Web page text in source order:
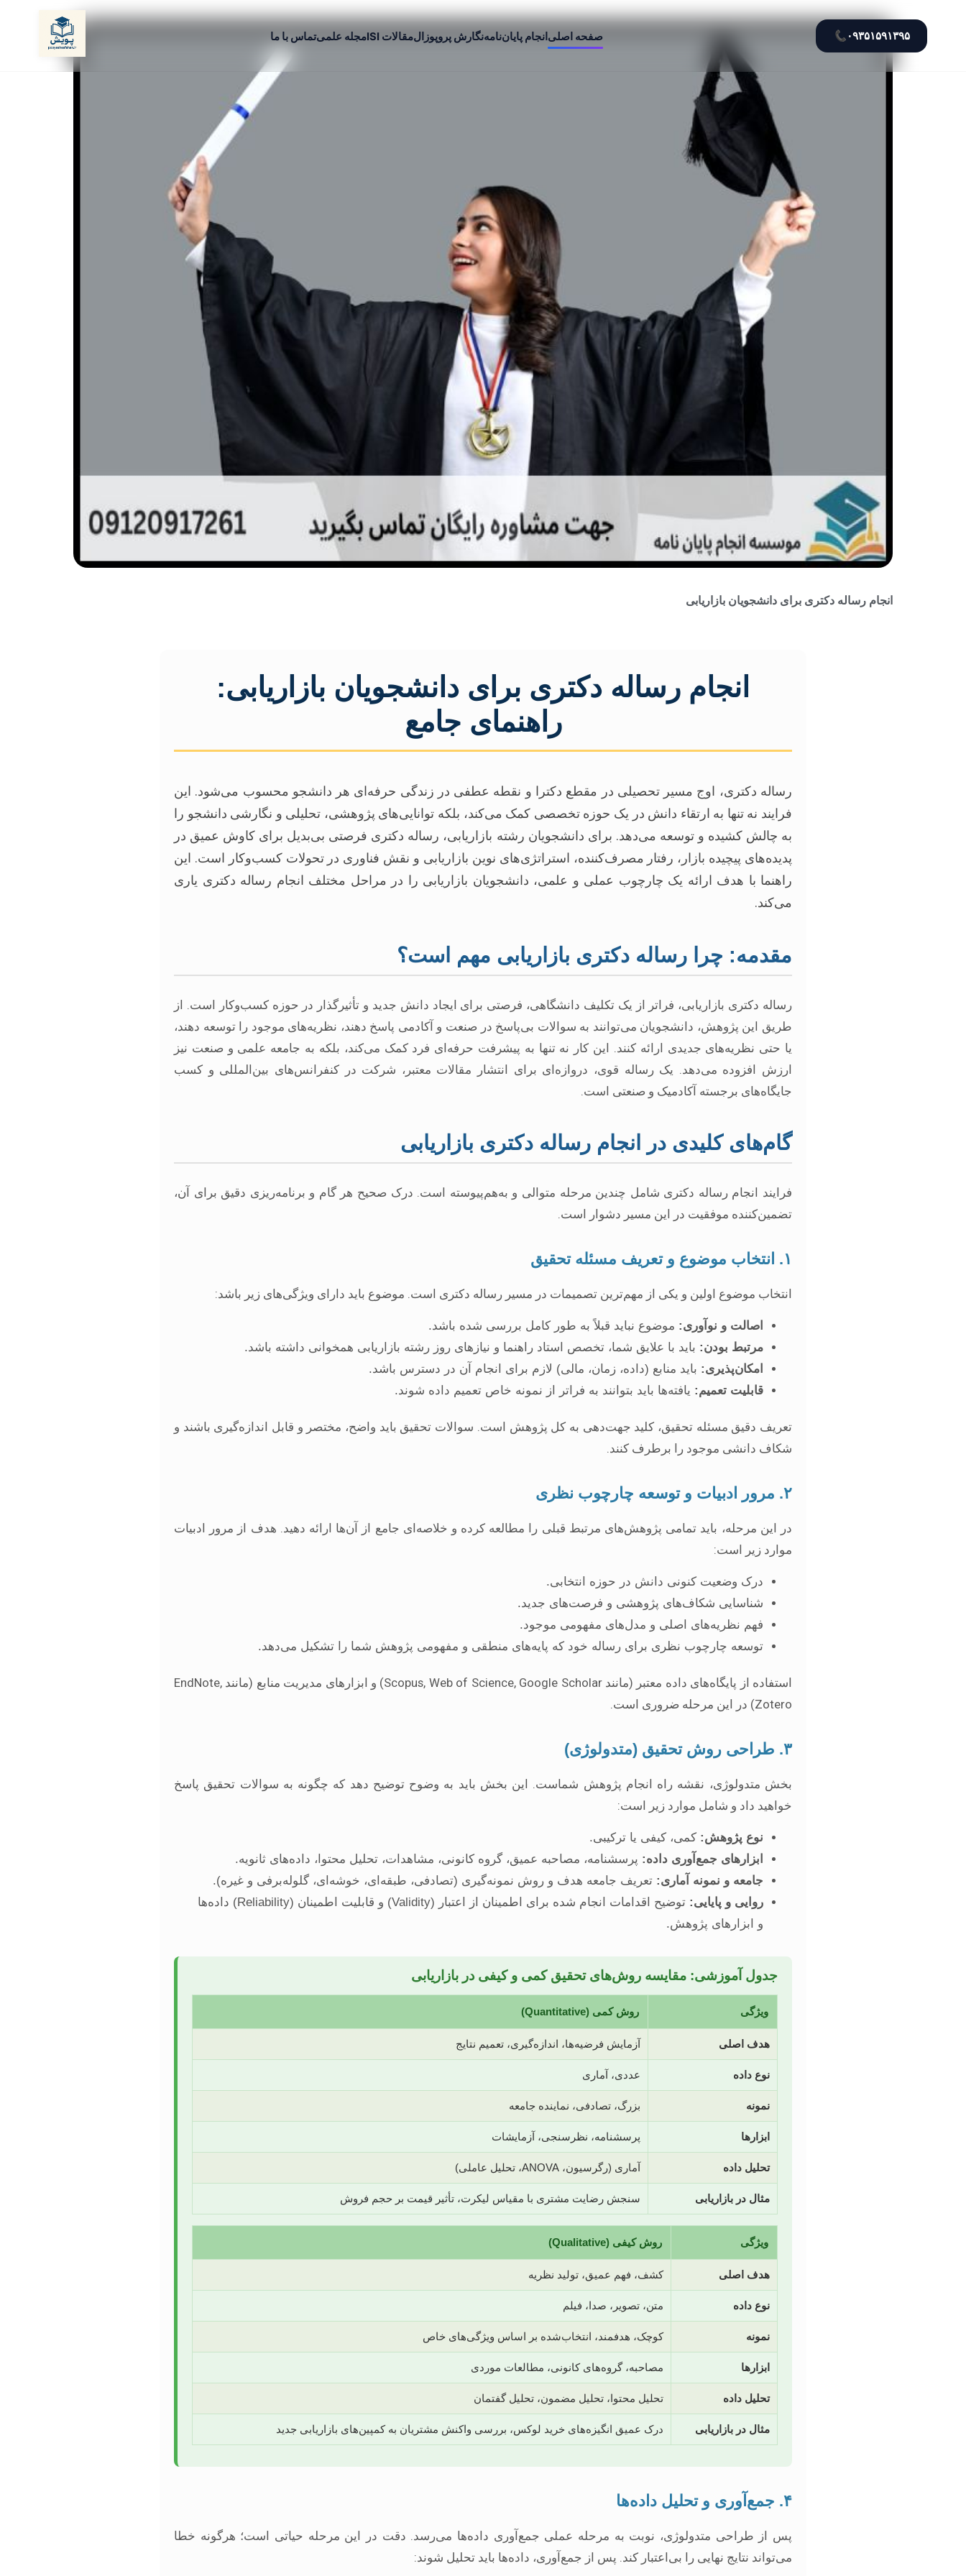
۰۹۳۵۱۵۹۱۳۹۵ 📞 صفحه اصلی انجام پایان‌نامهنگارش پروپوزالمقالات ISI مجله علمیتماس با ما
انجام رساله دکتری برای دانشجویان بازاریابی
انجام رساله دکتری برای دانشجویان بازاریابی:
راهنمای جامع
رساله دکتری، اوج مسیر تحصیلی در مقطع دکترا و نقطه عطفی در زندگی حرفه‌ای هر دانشجو محسوب می‌شود. این
فرایند نه تنها به ارتقاء دانش در یک حوزه تخصصی کمک می‌کند، بلکه توانایی‌های پژوهشی، تحلیلی و نگارشی دانشجو را
به چالش کشیده و توسعه می‌دهد. برای دانشجویان رشته بازاریابی، رساله دکتری فرصتی بی‌بدیل برای کاوش عمیق در
پدیده‌های پیچیده بازار، رفتار مصرف‌کننده، استراتژی‌های نوین بازاریابی و نقش فناوری در تحولات کسب‌وکار است. این
راهنما با هدف ارائه یک چارچوب عملی و علمی، دانشجویان بازاریابی را در مراحل مختلف انجام رساله دکتری یاری
می‌کند.
مقدمه: چرا رساله دکتری بازاریابی مهم است؟
رساله دکتری بازاریابی، فراتر از یک تکلیف دانشگاهی، فرصتی برای ایجاد دانش جدید و تأثیرگذار در حوزه کسب‌وکار است. از
طریق این پژوهش، دانشجویان می‌توانند به سوالات بی‌پاسخ در صنعت و آکادمی پاسخ دهند، نظریه‌های موجود را توسعه دهند،
یا حتی نظریه‌های جدیدی ارائه کنند. این کار نه تنها به پیشرفت حرفه‌ای فرد کمک می‌کند، بلکه به جامعه علمی و صنعت نیز
ارزش افزوده می‌دهد. یک رساله قوی، دروازه‌ای برای انتشار مقالات معتبر، شرکت در کنفرانس‌های بین‌المللی و کسب
جایگاه‌های برجسته آکادمیک و صنعتی است.
گام‌های کلیدی در انجام رساله دکتری بازاریابی
فرایند انجام رساله دکتری شامل چندین مرحله متوالی و به‌هم‌پیوسته است. درک صحیح هر گام و برنامه‌ریزی دقیق برای آن،
تضمین‌کننده موفقیت در این مسیر دشوار است.
۱. انتخاب موضوع و تعریف مسئله تحقیق
انتخاب موضوع اولین و یکی از مهم‌ترین تصمیمات در مسیر رساله دکتری است. موضوع باید دارای ویژگی‌های زیر باشد:
اصالت و نوآوری: موضوع نباید قبلاً به طور کامل بررسی شده باشد.
مرتبط بودن: باید با علایق شما، تخصص استاد راهنما و نیازهای روز رشته بازاریابی همخوانی داشته باشد.
امکان‌پذیری: باید منابع (داده، زمان، مالی) لازم برای انجام آن در دسترس باشد.
قابلیت تعمیم: یافته‌ها باید بتوانند به فراتر از نمونه خاص تعمیم داده شوند.
تعریف دقیق مسئله تحقیق، کلید جهت‌دهی به کل پژوهش است. سوالات تحقیق باید واضح، مختصر و قابل اندازه‌گیری باشند و
شکاف دانشی موجود را برطرف کنند.
۲. مرور ادبیات و توسعه چارچوب نظری
در این مرحله، باید تمامی پژوهش‌های مرتبط قبلی را مطالعه کرده و خلاصه‌ای جامع از آن‌ها ارائه دهید. هدف از مرور ادبیات
موارد زیر است:
درک وضعیت کنونی دانش در حوزه انتخابی.
شناسایی شکاف‌های پژوهشی و فرصت‌های جدید.
فهم نظریه‌های اصلی و مدل‌های مفهومی موجود.
توسعه چارچوب نظری برای رساله خود که پایه‌های منطقی و مفهومی پژوهش شما را تشکیل می‌دهد.
استفاده از پایگاه‌های داده معتبر (مانند Scopus, Web of Science, Google Scholar) و ابزارهای مدیریت منابع (مانند EndNote,
Zotero) در این مرحله ضروری است.
۳. طراحی روش تحقیق (متدولوژی)
بخش متدولوژی، نقشه راه انجام پژوهش شماست. این بخش باید به وضوح توضیح دهد که چگونه به سوالات تحقیق پاسخ
خواهید داد و شامل موارد زیر است:
نوع پژوهش: کمی، کیفی یا ترکیبی.
ابزارهای جمع‌آوری داده: پرسشنامه، مصاحبه عمیق، گروه کانونی، مشاهدات، تحلیل محتوا، داده‌های ثانویه.
جامعه و نمونه آماری: تعریف جامعه هدف و روش نمونه‌گیری (تصادفی، طبقه‌ای، خوشه‌ای، گلوله‌برفی و غیره).
روایی و پایایی:
توضیح اقدامات انجام شده برای اطمینان از اعتبار (Validity) و قابلیت اطمینان (Reliability) داده‌ها
و ابزارهای پژوهش.
جدول آموزشی: مقایسه روش‌های تحقیق کمی و کیفی در بازاریابی
ویژگی روش کمی (Quantitative)
هدف اصلی آزمایش فرضیه‌ها، اندازه‌گیری، تعمیم نتایج
نوع داده عددی، آماری
نمونه بزرگ، تصادفی، نماینده جامعه
ابزارها پرسشنامه، نظرسنجی، آزمایشات
تحلیل داده آماری (رگرسیون، ANOVA، تحلیل عاملی)
مثال در بازاریابی سنجش رضایت مشتری با مقیاس لیکرت، تأثیر قیمت بر حجم فروش
ویژگی روش کیفی (Qualitative)
هدف اصلی کشف، فهم عمیق، تولید نظریه
نوع داده متن، تصویر، صدا، فیلم
نمونه کوچک، هدفمند، انتخاب‌شده بر اساس ویژگی‌های خاص
ابزارها مصاحبه، گروه‌های کانونی، مطالعات موردی
تحلیل داده تحلیل محتوا، تحلیل مضمون، تحلیل گفتمان
مثال در بازاریابی درک عمیق انگیزه‌های خرید لوکس، بررسی واکنش مشتریان به کمپین‌های بازاریابی جدید
۴. جمع‌آوری و تحلیل داده‌ها
پس از طراحی متدولوژی، نوبت به مرحله عملی جمع‌آوری داده‌ها می‌رسد. دقت در این مرحله حیاتی است؛ هرگونه خطا
می‌تواند نتایج نهایی را بی‌اعتبار کند. پس از جمع‌آوری، داده‌ها باید تحلیل شوند: